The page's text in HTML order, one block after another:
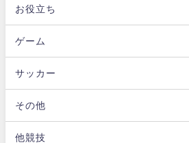
お役立ち
ゲーム
サッカー
その他
他競技